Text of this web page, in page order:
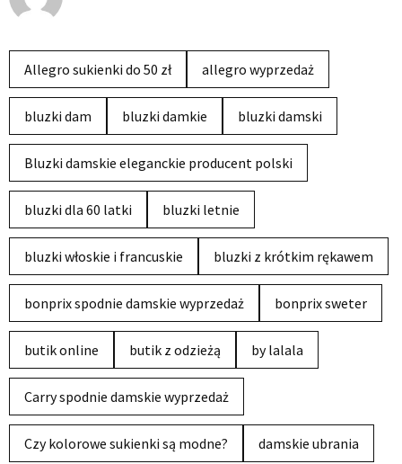
Allegro sukienki do 50 zł allegro wyprzedaż
bluzki dam bluzki damkie bluzki damski
Bluzki damskie eleganckie producent polski
bluzki dla 60 latki bluzki letnie
bluzki włoskie i francuskie bluzki z krótkim rękawem
bonprix spodnie damskie wyprzedaż bonprix sweter
butik online butik z odzieżą by lalala
Carry spodnie damskie wyprzedaż
Czy kolorowe sukienki są modne? damskie ubrania